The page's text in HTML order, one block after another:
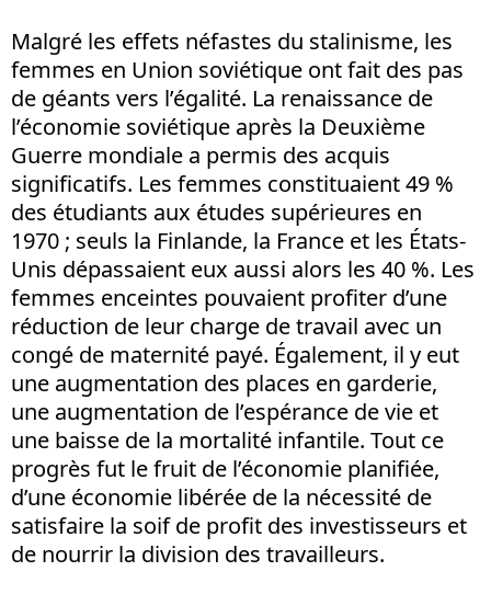
Malgré les effets néfastes du stalinisme, les
femmes en Union soviétique ont fait des pas
de géants vers l’égalité. La renaissance de
l’économie soviétique après la Deuxième
Guerre mondiale a permis des acquis
significatifs. Les femmes constituaient 49 %
des étudiants aux études supérieures en
1970 ; seuls la Finlande, la France et les États-
Unis dépassaient eux aussi alors les 40 %. Les
femmes enceintes pouvaient profiter d’une
réduction de leur charge de travail avec un
congé de maternité payé. Également, il y eut
une augmentation des places en garderie,
une augmentation de l’espérance de vie et
une baisse de la mortalité infantile. Tout ce
progrès fut le fruit de l’économie planifiée,
d’une économie libérée de la nécessité de
satisfaire la soif de profit des investisseurs et
de nourrir la division des travailleurs.